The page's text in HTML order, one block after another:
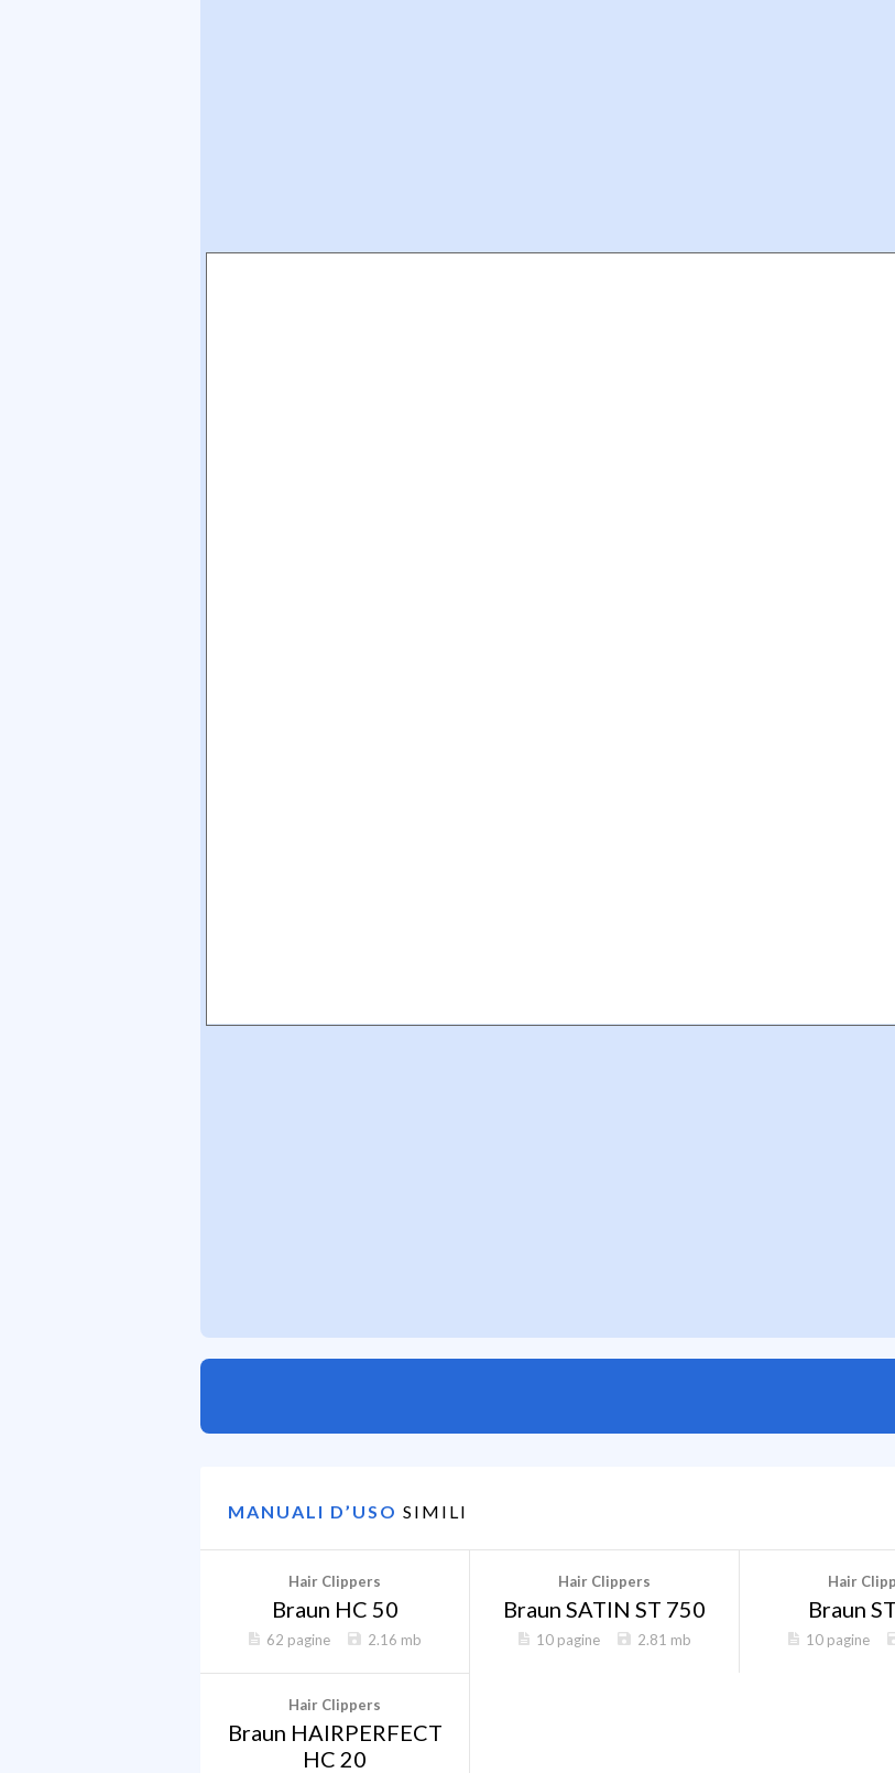
MANUALI D’USO SIMILI
Hair Clippers
Braun HC 50
62 pagine 2.16 mb
Hair Clippers
Braun SATIN ST 750
10 pagine 2.81 mb
Hair
Braun
10 pagine
Hair Clippers
Braun HAIRPERFECT
HC 20